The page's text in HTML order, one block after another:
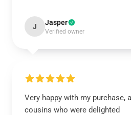
J Jasper
Verified owner
Very happy with my purchase,
cousins who were delighted